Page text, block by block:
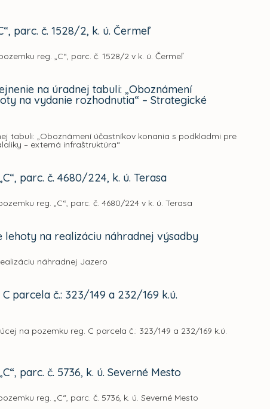
parc. č. 1528/2, k. ú. Čermeľ
reg. „C“, parc. č. 1528/2 v k. ú. Čermeľ
na úradnej tabuli: „Oboznámení
na vydanie rozhodnutia“ – Strategické
tabuli: „Oboznámení účastníkov konania s podkladmi pre
– externá infraštruktúra“
parc. č. 4680/224, k. ú. Terasa
reg. „C“, parc. č. 4680/224 v k. ú. Terasa
na realizáciu náhradnej výsadby
náhradnej Jazero
parcela č.: 323/149 a 232/169 k.ú.
na pozemku reg. C parcela č.: 323/149 a 232/169 k.ú.
parc. č. 5736, k. ú. Severné Mesto
reg. „C“, parc. č. 5736, k. ú. Severné Mesto